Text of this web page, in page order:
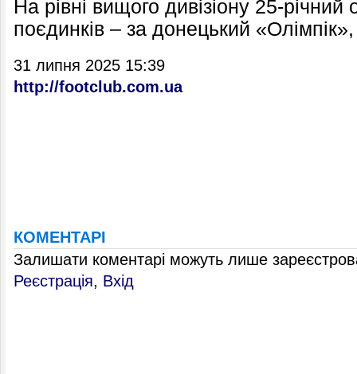
На рівні вищого дивізіону 25-
поєдинків – за донецький
31 липня 2025 15:39
http://footclub.com.ua
КОМЕНТАРІ
Залишати коментарі можуть лише
Реєстрація, Вхід